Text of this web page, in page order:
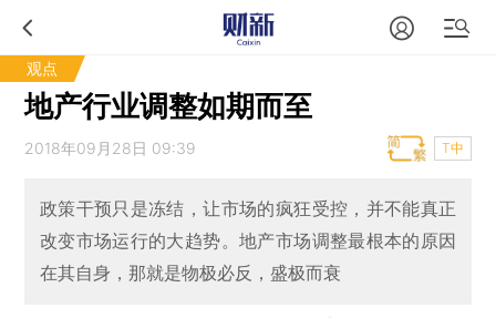
观点
地产行业调整如期而至
2018年09月28日 09:39 T中
政策干预只是冻结，让市场的疯狂受控，并不能真正
改变市场运行的大趋势。地产市场调整最根本的原因
在其自身，那就是物极必反，盛极而衰